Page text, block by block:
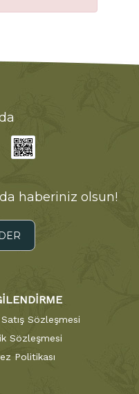
haberiniz olsun!
Sözleşmesi
Sözleşmesi
Politikası